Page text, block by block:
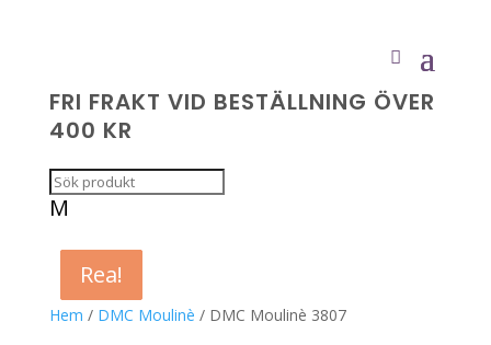
FRI FRAKT VID BESTÄLLNING ÖVER
400 KR
M
Hem / DMC Moulinè / DMC Moulinè 3807
Rea!
Rea!
Rea!
Rea!